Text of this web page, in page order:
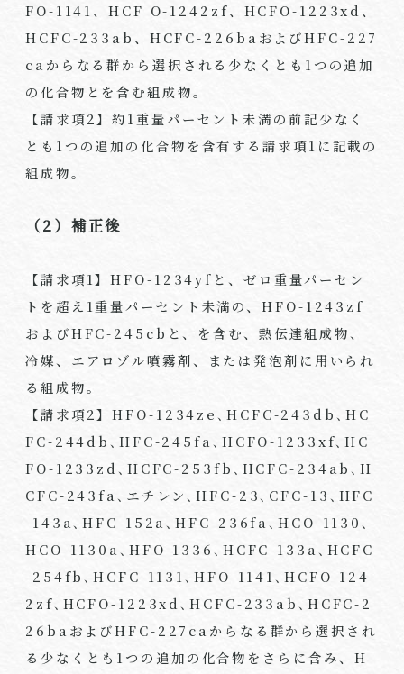
FO-1141、HCF O-1242zf、 HCFO-1223xd、
HCFC-233ab、 HCFC-226ba およびHFC-227
ca からなる群から選択される少なくとも 1 つの追加
の化合物とを含む組成物。
【請求項2】約1 重量パーセント未満の前記少なく
とも 1 つの追加の化合物を含有する請求項1 に記載の
組成物。
（2）補正後
【請求項1】HFO-1234yf と、ゼロ重量パーセン
トを超え 1重量パーセント未満の、HFO-1243zf
およびHFC-245cb と、を含む、熱伝達組成物、
冷媒、エアロゾル噴霧剤、または発泡剤に用いられ
る組成物。
【請求項2】HFO-1234ze､HCFC-243db､ HC
FC-244db､ HFC-245fa､ HCFO-1233xf､HC
FO-1233zd､ HCFC-253fb､ HCFC-234ab､H
CFC-243fa､エチレン､HFC-23､ CFC-13､ HFC
-143a､HFC-152a､HFC-236fa､HCO-1130､
HCO-1130a､ HFO-1336､ HCFC-133a､ HCFC
-254fb､HCFC-1131､ HFO-1141､ HCFO-124
2zf､ HCFO-1223xd､HCFC-233ab､ HCFC-2
26baおよびHFC-227caからなる群から選択され
る少なくとも 1つの追加の化合物をさらに含み、H